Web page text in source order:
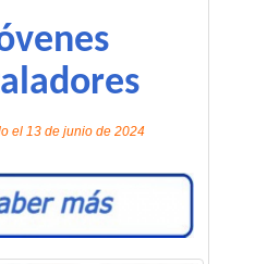
el 13 de junio de 2024